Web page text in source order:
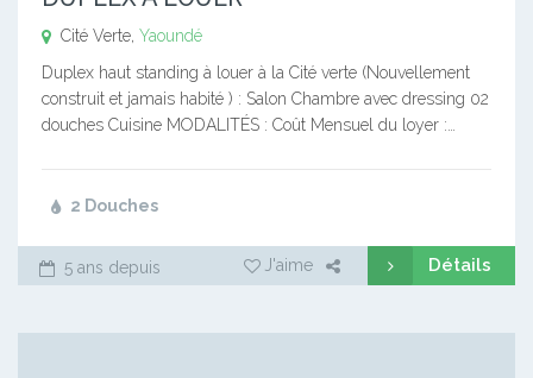
Cité Verte, Yaoundé
Duplex haut standing à louer à la Cité verte (Nouvellement
construit et jamais habité ) : Salon Chambre avec dressing 02
douches Cuisine MODALITÉS : Coût Mensuel du loyer :…
2 Douches
5 ans depuis J'aime Détails